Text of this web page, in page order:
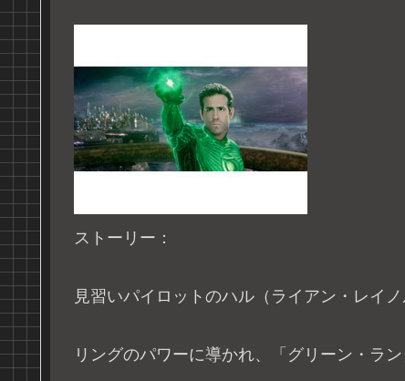
ストーリー：
見習いパイロットのハル（ライアン・レイノ
リングのパワーに導かれ、「グリーン・ラ